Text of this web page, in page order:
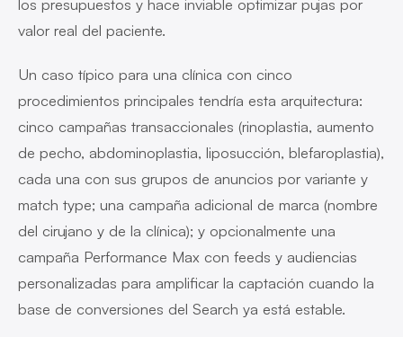
los presupuestos y hace inviable optimizar pujas por
valor real del paciente.
Un caso típico para una clínica con cinco
procedimientos principales tendría esta arquitectura:
cinco campañas transaccionales (rinoplastia, aumento
de pecho, abdominoplastia, liposucción, blefaroplastia),
cada una con sus grupos de anuncios por variante y
match type; una campaña adicional de marca (nombre
del cirujano y de la clínica); y opcionalmente una
campaña Performance Max con feeds y audiencias
personalizadas para amplificar la captación cuando la
base de conversiones del Search ya está estable.